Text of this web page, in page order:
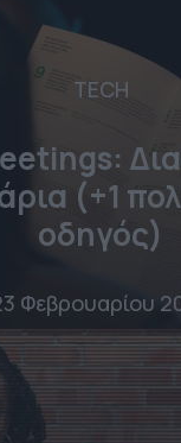
TECH
(+1
οδηγός)
Φεβρουαρίου